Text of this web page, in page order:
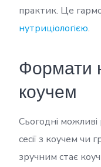
практик. Це
нутриціологією.
Формати
коучем
Сьогодні можливі
сесії з коучем чи
зручним стає